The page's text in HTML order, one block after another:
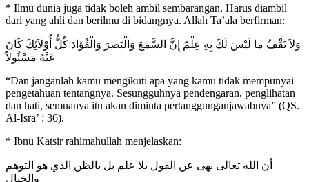
* Ilmu dunia juga tidak boleh ambil sembarangan. Harus diambil
dari yang ahli dan berilmu di bidangnya. Allah Ta’ala berfirman:
وَلاَ تَقْفُ مَا لَيْسَ لَكَ بِهِ عِلْمٌ إِنَّ السَّمْعَ وَالْبَصَرَ وَالْفُؤَادَ كُلُّ أُوْلاَئِكَ كَانَ
عَنْهُ مَسْئُولاً
“Dan janganlah kamu mengikuti apa yang kamu tidak mempunyai
pengetahuan tentangnya. Sesungguhnya pendengaran, penglihatan
dan hati, semuanya itu akan diminta pertanggunganjawabnya” (QS.
Al-Isra’ : 36).
* Ibnu Katsir rahimahullah menjelaskan:
أن الله تعالى نهى عن القول بلا علم بل بالظن الذي هو التوهم
والخيال